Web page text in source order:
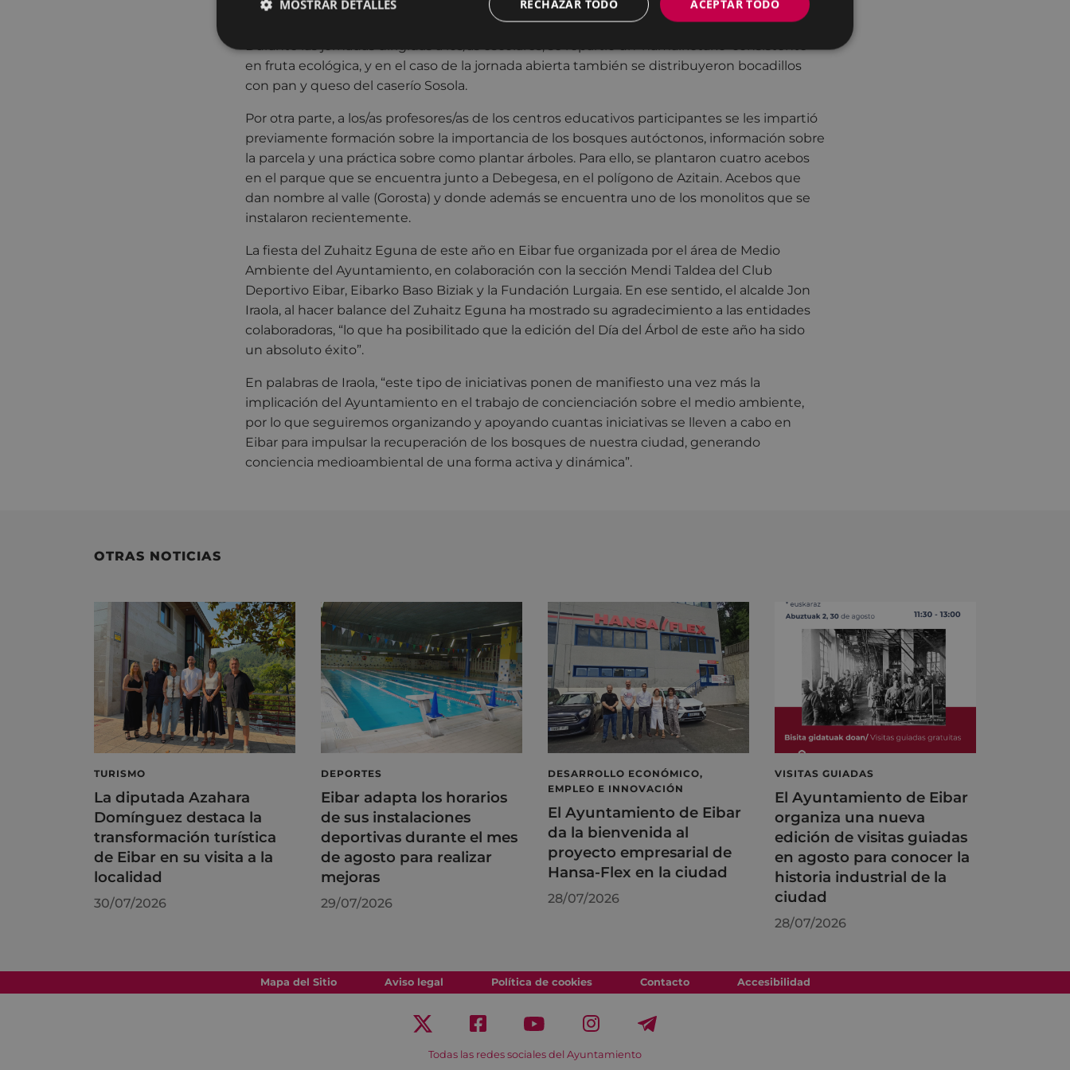
recuperación de bosque autóctono.
Durante las jornadas dirigidas a los/as escolares, se repartió un ‘hamaiketako’ consistente
en fruta ecológica, y en el caso de la jornada abierta también se distribuyeron bocadillos
con pan y queso del caserío Sosola.
Por otra parte, a los/as profesores/as de los centros educativos participantes se les impartió
previamente formación sobre la importancia de los bosques autóctonos, información sobre
la parcela y una práctica sobre como plantar árboles. Para ello, se plantaron cuatro acebos
en el parque que se encuentra junto a Debegesa, en el polígono de Azitain. Acebos que
dan nombre al valle (Gorosta) y donde además se encuentra uno de los monolitos que se
instalaron recientemente.
La fiesta del Zuhaitz Eguna de este año en Eibar fue organizada por el área de Medio
Ambiente del Ayuntamiento, en colaboración con la sección Mendi Taldea del Club
Deportivo Eibar, Eibarko Baso Biziak y la Fundación Lurgaia. En ese sentido, el alcalde Jon
Iraola, al hacer balance del Zuhaitz Eguna ha mostrado su agradecimiento a las entidades
colaboradoras, “lo que ha posibilitado que la edición del Día del Árbol de este año ha sido
un absoluto éxito”.
En palabras de Iraola, “este tipo de iniciativas ponen de manifiesto una vez más la
implicación del Ayuntamiento en el trabajo de concienciación sobre el medio ambiente,
por lo que seguiremos organizando y apoyando cuantas iniciativas se lleven a cabo en
Eibar para impulsar la recuperación de los bosques de nuestra ciudad, generando
conciencia medioambiental de una forma activa y dinámica”.
OTRAS NOTICIAS
TURISMO
La diputada Azahara
Domínguez destaca la
transformación turística
de Eibar en su visita a la
localidad
30/07/2026
DEPORTES
Eibar adapta los horarios
de sus instalaciones
deportivas durante el mes
de agosto para realizar
mejoras
29/07/2026
DESARROLLO ECONÓMICO,
EMPLEO E INNOVACIÓN
El Ayuntamiento de Eibar
da la bienvenida al
proyecto empresarial de
Hansa-Flex en la ciudad
28/07/2026
VISITAS GUIADAS
El Ayuntamiento de Eibar
organiza una nueva
edición de visitas guiadas
en agosto para conocer la
historia industrial de la
ciudad
28/07/2026
Mapa del Sitio Aviso legal Política de cookies Contacto Accesibilidad
Todas las redes sociales del Ayuntamiento
ACEPTAR TODO
RECHAZAR TODO
MOSTRAR DETALLES